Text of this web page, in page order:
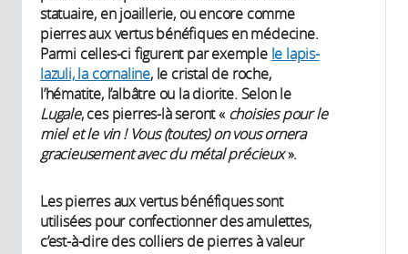
statuaire, en joaillerie, ou encore comme
pierres aux vertus bénéfiques en médecine.
Parmi celles-ci figurent par exemple le lapis-
lazuli, la cornaline, le cristal de roche,
l’hématite, l’albâtre ou la diorite. Selon le
Lugale, ces pierres-là seront « choisies pour le
miel et le vin ! Vous (toutes) on vous ornera
gracieusement avec du métal précieux».
Les pierres aux vertus bénéfiques sont
utilisées pour confectionner des amulettes,
c’est-à-dire des colliers de pierres à valeur